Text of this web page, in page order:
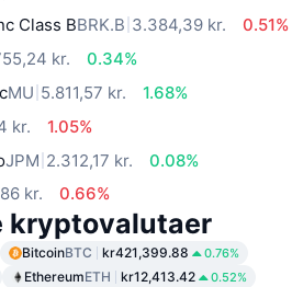
Class BBRK.B 3.384,39 kr.
0.51%
kr.
0.34%
MU 5.811,57 kr.
1.68%
kr.
1.05%
JPM 2.312,17 kr.
0.08%
kr. 0.66%
kryptovalutaer
BitcoinBTC kr421,399.88 0.76%
EthereumETH kr12,413.42 0.52%